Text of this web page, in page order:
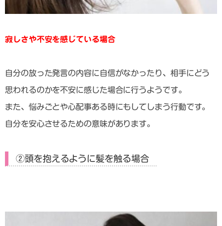
寂しさや不安を感じている場合
自分の放った発言の内容に自信がなかったり、相手にどう
思われるのかを不安に感じた場合に行うようです。
また、悩みごとや心配事ある時にもしてしまう行動です。
自分を安心させるための意味があります。
②頭を抱えるように髪を触る場合